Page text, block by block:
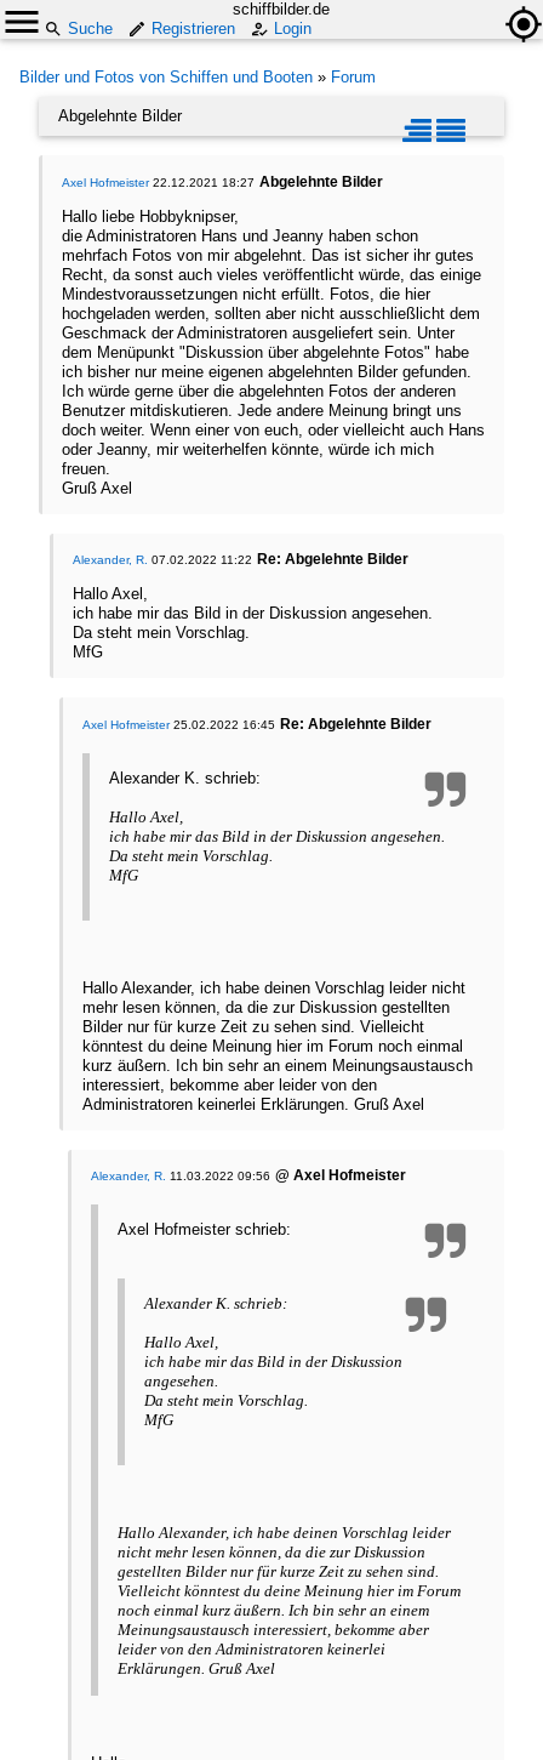
schiffbilder.de
Suche
Registrieren Login
Bilder und Fotos von Schiffen und Booten » Forum
Abgelehnte Bilder
Axel Hofmeister22.12.2021 18:27 Abgelehnte Bilder
Hallo liebe Hobbyknipser,
die Administratoren Hans und Jeanny haben schon
mehrfach Fotos von mir abgelehnt. Das ist sicher ihr gutes
Recht, da sonst auch vieles veröffentlicht würde, das einige
Mindestvoraussetzungen nicht erfüllt. Fotos, die hier
hochgeladen werden, sollten aber nicht ausschließlicht dem
Geschmack der Administratoren ausgeliefert sein. Unter
dem Menüpunkt "Diskussion über abgelehnte Fotos" habe
ich bisher nur meine eigenen abgelehnten Bilder gefunden.
Ich würde gerne über die abgelehnten Fotos der anderen
Benutzer mitdiskutieren. Jede andere Meinung bringt uns
doch weiter. Wenn einer von euch, oder vielleicht auch Hans
oder Jeanny, mir weiterhelfen könnte, würde ich mich
freuen.
Gruß Axel
Alexander, R. 07.02.2022 11:22 Re: Abgelehnte Bilder
Hallo Axel,
ich habe mir das Bild in der Diskussion angesehen.
Da steht mein Vorschlag.
MfG
Axel Hofmeister25.02.2022 16:45 Re: Abgelehnte Bilder
Alexander K. schrieb:
Hallo Axel,
ich habe mir das Bild in der Diskussion angesehen.
Da steht mein Vorschlag.
MfG
Hallo Alexander, ich habe deinen Vorschlag leider nicht
mehr lesen können, da die zur Diskussion gestellten
Bilder nur für kurze Zeit zu sehen sind. Vielleicht
könntest du deine Meinung hier im Forum noch einmal
kurz äußern. Ich bin sehr an einem Meinungsaustausch
interessiert, bekomme aber leider von den
Administratoren keinerlei Erklärungen. Gruß Axel
Alexander, R. 11.03.2022 09:56 @ Axel Hofmeister
Axel Hofmeister schrieb:
Alexander K. schrieb:
Hallo Axel,
ich habe mir das Bild in der Diskussion
angesehen.
Da steht mein Vorschlag.
MfG
Hallo Alexander, ich habe deinen Vorschlag leider
nicht mehr lesen können, da die zur Diskussion
gestellten Bilder nur für kurze Zeit zu sehen sind.
Vielleicht könntest du deine Meinung hier im Forum
noch einmal kurz äußern. Ich bin sehr an einem
Meinungsaustausch interessiert, bekomme aber
leider von den Administratoren keinerlei
Erklärungen. Gruß Axel